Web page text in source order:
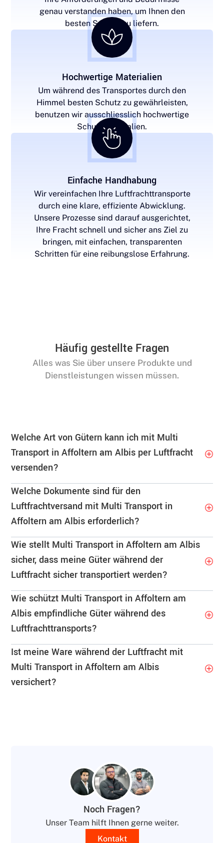
genau verstanden haben, um Ihnen den
besten Service zu liefern.
Hochwertige Materialien
Um während des Transportes durch den
Himmel besten Schutz zu gewährleisten,
benutzen wir ausschliesslich hochwertige
Schutzmaterialien.
Einfache Handhabung
Wir vereinfachen Ihre Luftfrachttransporte
durch eine klare, effiziente Abwicklung.
Unsere Prozesse sind darauf ausgerichtet,
Ihre Fracht schnell und sicher ans Ziel zu
bringen, mit einfachen, transparenten
Schritten für eine reibungslose Erfahrung.
Häufig gestellte Fragen
Alles was Sie über unsere Produkte und
Dienstleistungen wissen müssen.
Welche Art von Gütern kann ich mit Multi
Transport in Affoltern am Albis per Luftfracht
versenden?
Welche Dokumente sind für den
Luftfrachtversand mit Multi Transport in
Affoltern am Albis erforderlich?
Wie stellt Multi Transport in Affoltern am Albis
sicher, dass meine Güter während der
Luftfracht sicher transportiert werden?
Wie schützt Multi Transport in Affoltern am
Albis empfindliche Güter während des
Luftfrachttransports?
Ist meine Ware während der Luftfracht mit
Multi Transport in Affoltern am Albis
versichert?
Noch Fragen?
Unser Team hilft Ihnen gerne weiter.
Kontakt